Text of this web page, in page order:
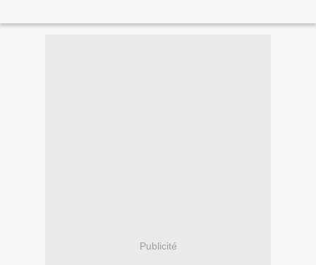
Publicité